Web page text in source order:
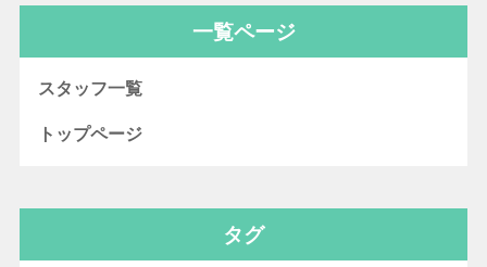
一覧ページ
スタッフ一覧
トップページ
タグ